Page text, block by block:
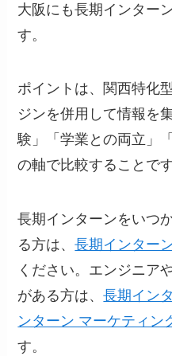
大阪にも長期インター
す。
ポイントは、関西特化
ジンを併用して情報を
験」「学業との両立」
の軸で比較することです
長期インターンをいつ
る方は、長期インター
ください。エンジニア
がある方は、長期イン
ンターン マーケティン
す。